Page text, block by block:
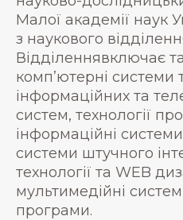
Малої академії наук
з наукового
Відділеннявключає
комп’ютернi системи
інформаційних та
систем, технології
інформаційні
системи штучного
технології та WEB
мультимедiйнi
програми.